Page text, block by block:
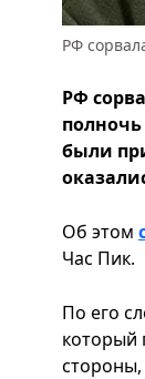
РФ
РФ
были
Об этом
Час Пик.
По его
который
стороны,